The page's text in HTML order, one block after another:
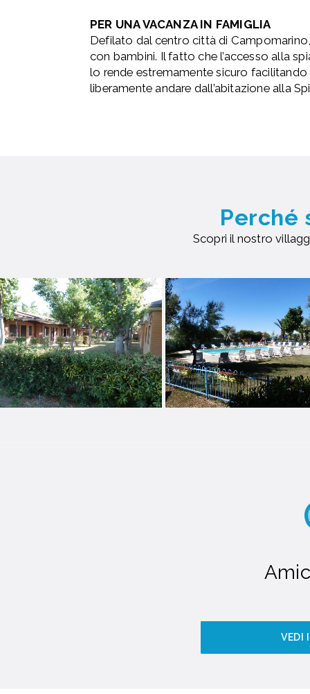
PER UNA VACANZA IN FAMIGLIA
Defilato dal centro città di
con bambini. Il fatto che l’accesso alla
lo rende estremamente sicuro
liberamente andare dall’abitazione alla
Perché
Scopri il nostro
VEDI